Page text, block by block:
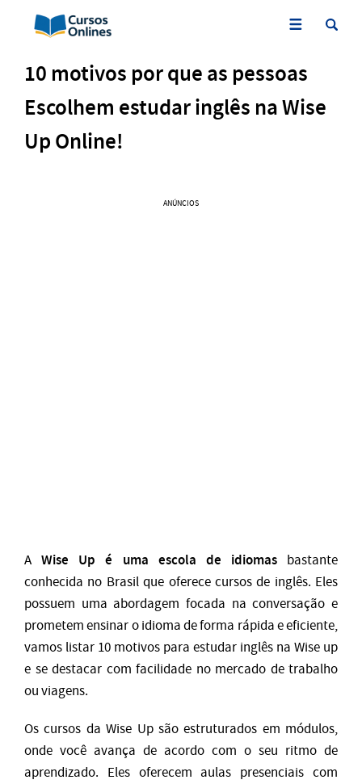
10 motivos por que as pessoas
Escolhem estudar inglês na Wise
Up Online!
ANÚNCIOS
AWise Up é uma escola de idiomasbastante
conhecida no Brasil que oferece cursos de inglês. Eles
possuem uma abordagem focada na conversação e
prometem ensinar o idioma de forma rápida e eficiente,
vamos listar 10 motivos para estudar inglês na Wise up
e se destacar com facilidade no mercado de trabalho
ou viagens.
Os cursos da Wise Up são estruturados em módulos,
onde você avança de acordo com o seu ritmo de
aprendizado. Eles oferecem aulas presenciais com